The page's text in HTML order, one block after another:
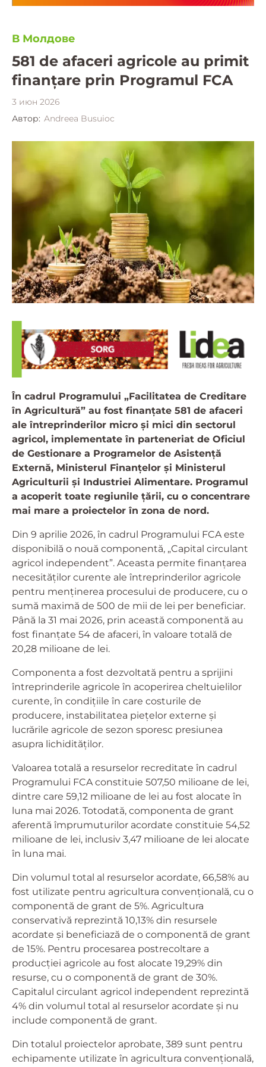
В Молдове
581 de afaceri agricole au primit
finanțare prin Programul FCA
3 июн 2026
Автор: Andreea Busuioc
În cadrul Programului „Facilitatea de Creditare
în Agricultură” au fost finanțate 581 de afaceri
ale întreprinderilor micro și mici din sectorul
agricol, implementate în parteneriat de Oficiul
de Gestionare a Programelor de Asistență
Externă, Ministerul Finanțelor și Ministerul
Agriculturii și Industriei Alimentare. Programul
a acoperit toate regiunile țării, cu o concentrare
mai mare a proiectelor în zona de nord.
Din 9 aprilie 2026, în cadrul Programului FCA este
disponibilă o nouă componentă, „Capital circulant
agricol independent”. Aceasta permite finanțarea
necesităților curente ale întreprinderilor agricole
pentru menținerea procesului de producere, cu o
sumă maximă de 500 de mii de lei per beneficiar.
Până la 31 mai 2026, prin această componentă au
fost finanțate 54 de afaceri, în valoare totală de
20,28 milioane de lei.
Componenta a fost dezvoltată pentru a sprijini
întreprinderile agricole în acoperirea cheltuielilor
curente, în condițiile în care costurile de
producere, instabilitatea piețelor externe și
lucrările agricole de sezon sporesc presiunea
asupra lichidităților.
Valoarea totală a resurselor recreditate în cadrul
Programului FCA constituie 507,50 milioane de lei,
dintre care 59,12 milioane de lei au fost alocate în
luna mai 2026. Totodată, componenta de grant
aferentă împrumuturilor acordate constituie 54,52
milioane de lei, inclusiv 3,47 milioane de lei alocate
în luna mai.
Din volumul total al resurselor acordate, 66,58% au
fost utilizate pentru agricultura convențională, cu o
componentă de grant de 5%. Agricultura
conservativă reprezintă 10,13% din resursele
acordate și beneficiază de o componentă de grant
de 15%. Pentru procesarea postrecoltare a
producției agricole au fost alocate 19,29% din
resurse, cu o componentă de grant de 30%.
Capitalul circulant agricol independent reprezintă
4% din volumul total al resurselor acordate și nu
include componentă de grant.
Din totalul proiectelor aprobate, 389 sunt pentru
echipamente utilizate în agricultura convențională,